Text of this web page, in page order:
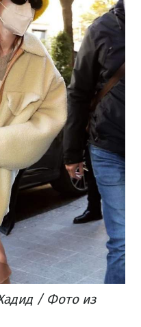
/ Фото из